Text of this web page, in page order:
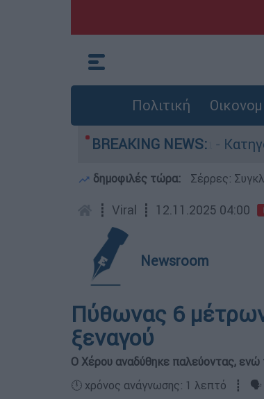
Πολιτική
BREAKING NEWS:
στην Ελλάδα - Κατηγορείται
δημοφιλές τώρα: Σέρρες:
┋ Viral ┋ 12.11.2025 04:00
Newsroom
Πύθωνας 6
ξεναγού
Ο Χέρου αναδύθηκε παλεύοντας,
🕛 χρόνος ανάγνωσης: 1 λεπτό ┋ 🗣️